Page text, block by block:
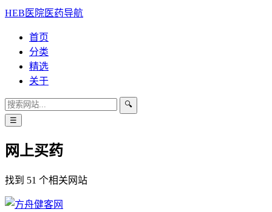
HEB医院医药导航
首页
分类
精选
关于
🔍
☰
网上买药
找到 51 个相关网站